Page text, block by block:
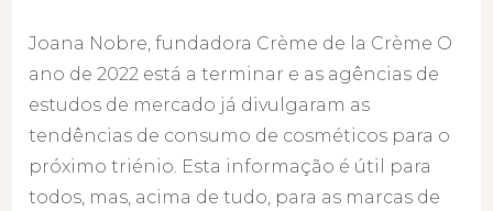
Joana Nobre, fundadora Crème de la Crème O
ano de 2022 está a terminar e as agências de
estudos de mercado já divulgaram as
tendências de consumo de cosméticos para o
próximo triénio. Esta informação é útil para
todos, mas, acima de tudo, para as marcas de